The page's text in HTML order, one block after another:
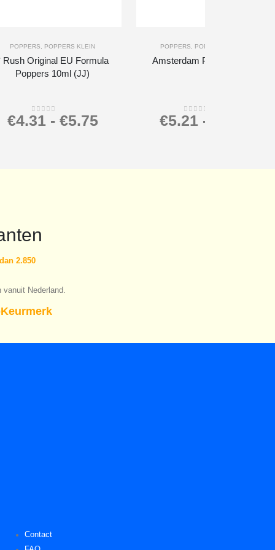
POPPERS POPPERS KLEIN
Rush Original EU Formula
Poppers 10ml (JJ)
0out of 5
€4.31- €5.75
POPPERS POPPERS GROOT
Amsterdam Poppers 24ml
0out of 5
€5.21-
2.850
vanuit Nederland.
Contact